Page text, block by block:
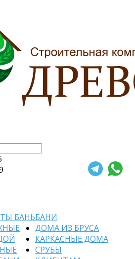
БАНИ
БАНЬ
ДОМА ИЗ БРУСА
КАРКАСНЫЕ ДОМА
СРУБЫ